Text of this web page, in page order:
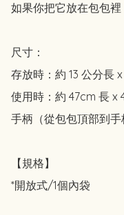
如果你把它放在包包裡
尺寸：
存放時：約 13 公分長
使用時：約 47cm 長 x
手柄（從包包頂部到
【規格】
*開放式/1個內袋